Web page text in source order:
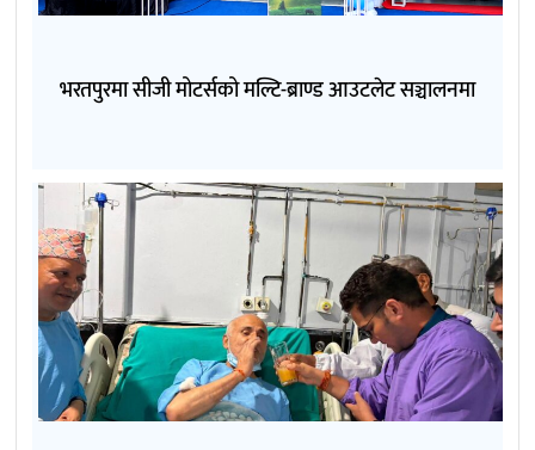
भरतपुरमा सीजी मोटर्सको मल्टि-ब्राण्ड आउटलेट सञ्चालनमा